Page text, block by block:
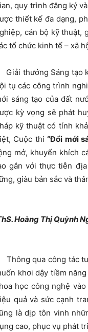
quy trình đăng ký
thiết kế đa dạng,
cán bộ kỹ thuật,
tổ chức kinh tế – xã
Giải thưởng Sáng tạo
tụ các công trình
sáng tạo của đất
kỳ vọng sẽ phát
kỹ thuật có tính
Cuộc thi“Đổi mới
mở, khuyến khích
gắn với thực tiễn
giàu bản sắc và
Hoàng Thị Quỳnh
Thông qua công tác
khơi dậy tiềm
học công nghệ
quả và sức cạnh
là dịp tôn vinh
cao, phục vụ phát